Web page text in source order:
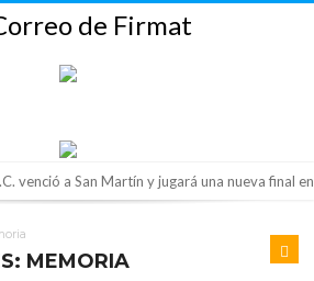
venció a San Martín y jugará una nueva final en
la emotiva historia de la firmatense que se
MEMORIA